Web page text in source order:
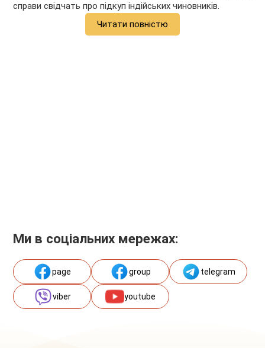
справи свідчать про підкуп індійських чиновників.
Читати повністю
Ми в соціальних мережах:
page group telegram
viber youtube